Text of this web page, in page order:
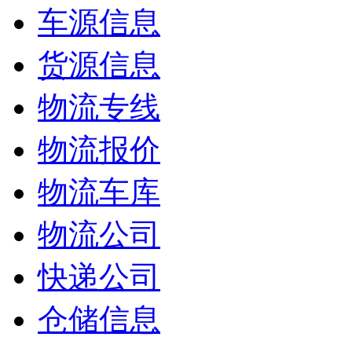
车源信息
货源信息
物流专线
物流报价
物流车库
物流公司
快递公司
仓储信息